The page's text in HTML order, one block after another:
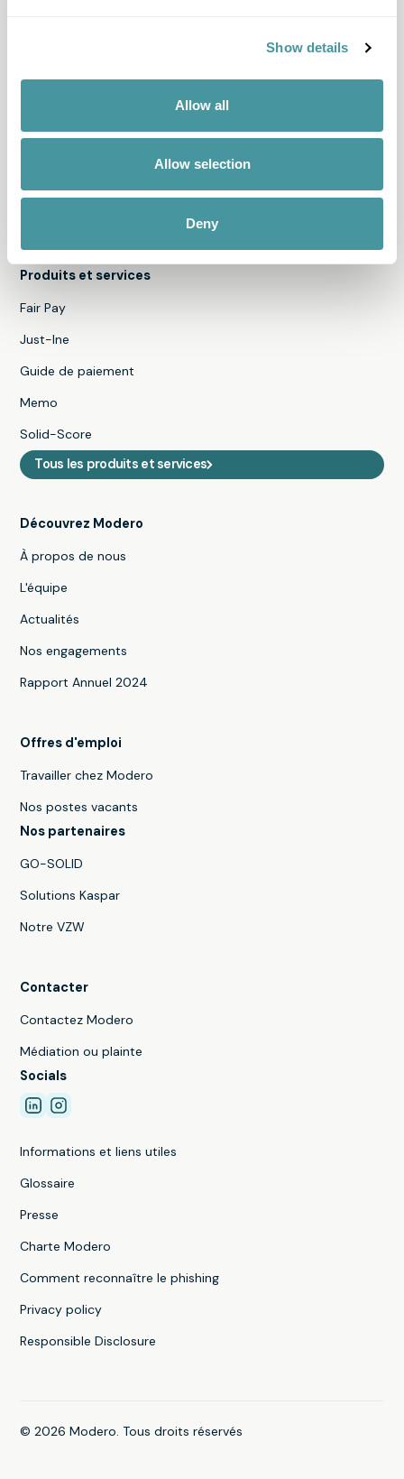
Show details
Allow all
Allow selection
Deny
J'ai reçu une lettre
Toutes les questions et réponses
Produits et services
Fair Pay
Just-Ine
Guide de paiement
Memo
Solid-Score
Tous les produits et services
Découvrez Modero
À propos de nous
L'équipe
Actualités
Nos engagements
Rapport Annuel 2024
Offres d'emploi
Travailler chez Modero
Nos postes vacants
Nos partenaires
GO-SOLID
Solutions Kaspar
Notre VZW
Contacter
Contactez Modero
Médiation ou plainte
Socials
Informations et liens utiles
Glossaire
Presse
Charte Modero
Comment reconnaître le phishing
Privacy policy
Responsible Disclosure
© 2026 Modero. Tous droits réservés